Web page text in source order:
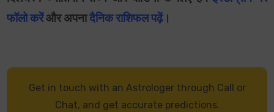
फॉलो करेंऔर अपनादैनिक राशिफल पढ़ें।
Get in touch with an Astrologer through Call or
Chat, and get accurate predictions.